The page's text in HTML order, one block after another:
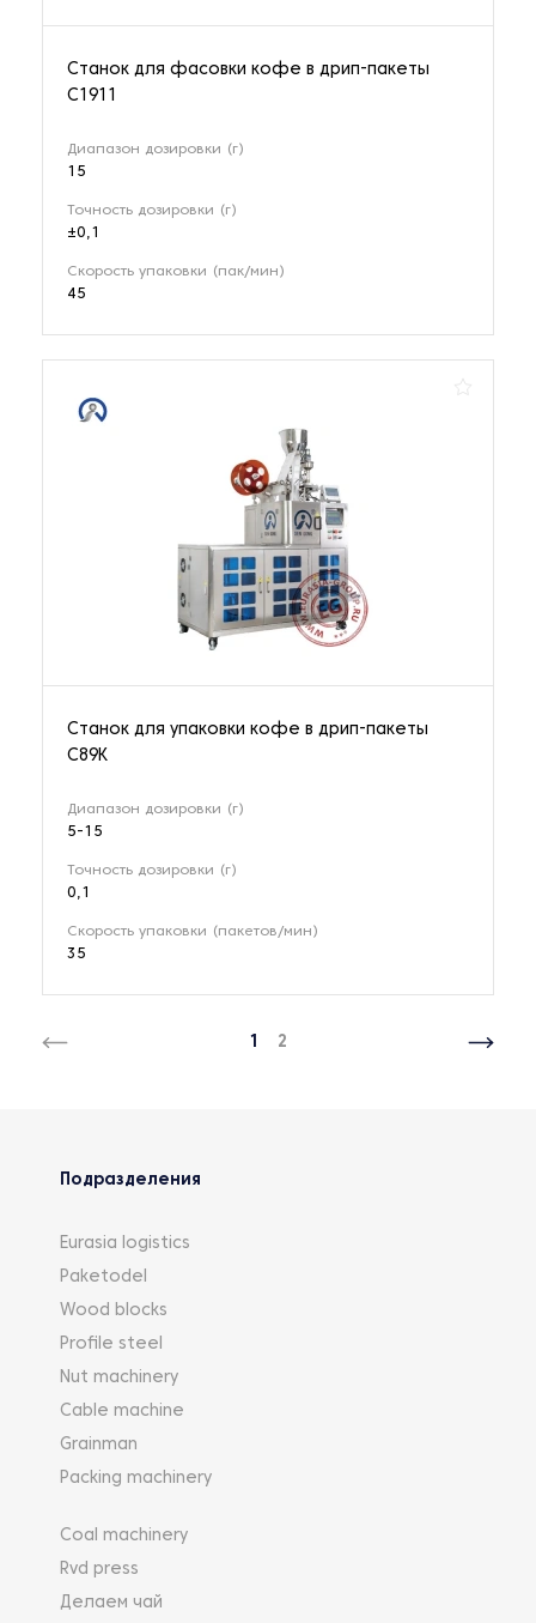
Станок для фасовки кофе в дрип-пакеты
C1911
Диапазон дозировки (г)
15
Точность дозировки (г)
±0,1
Скорость упаковки (пак/мин)
45
Станок для упаковки кофе в дрип-пакеты
C89K
Диапазон дозировки (г)
5-15
Точность дозировки (г)
0,1
Скорость упаковки (пакетов/мин)
35
1 2
Подразделения
Eurasia logistics
Paketodel
Wood blocks
Profile steel
Nut machinery
Cable machine
Grainman
Packing machinery
Coal machinery
Rvd press
Делаем чай